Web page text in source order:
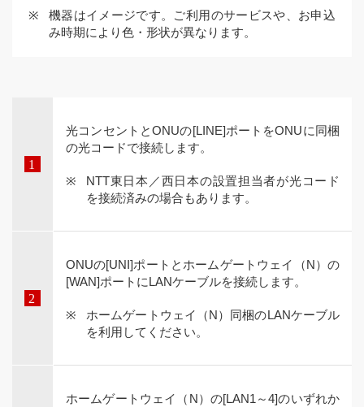
機器はイメージです。ご利用のサービスや、お申込
み時期により色・形状が異なります。
光コンセントとONUの[LINE]ポートをONUに同梱
の光コードで接続します。
NTT東日本／西日本の設置担当者が光コード
を接続済みの場合もあります。
ONUの[UNI]ポートとホームゲートウェイ（N）の
[WAN]ポートにLANケーブルを接続します。
ホームゲートウェイ（N）同梱のLANケーブル
を利用してください。
ホームゲートウェイ（N）の[LAN1～4]のいずれか